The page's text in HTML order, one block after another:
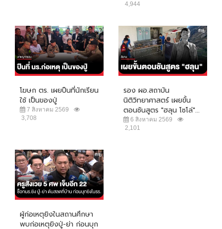
4,944
โฆษก ตร. เผยปืนที่นักเรียน
ใช้ เป็นของปู่
7 สิงหาคม 2569
3,708
รอง ผอ.สถาบัน
นิติวิทยาศาสตร์ เผยขั้น
ตอนชันสูตร "ฮลุน โซโล่"...
6 สิงหาคม 2569
2,101
ผู้ก่อเหตุยิงในสถานศึกษา
พบก่อเหตุยิงปู่-ย่า ก่อนบุก